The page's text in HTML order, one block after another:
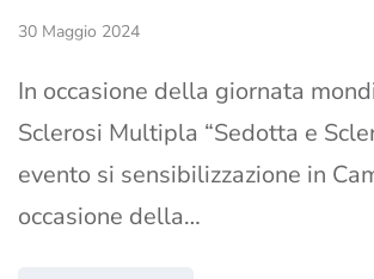
30 Maggio 2024
In occasione della giornata
Sclerosi Multipla “Sedotta e
evento si sensibilizzazione in
occasione della…